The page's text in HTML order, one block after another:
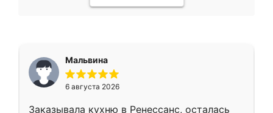
Мальвина
6 августа 2026
Заказывала кухню в Ренессанс, осталась